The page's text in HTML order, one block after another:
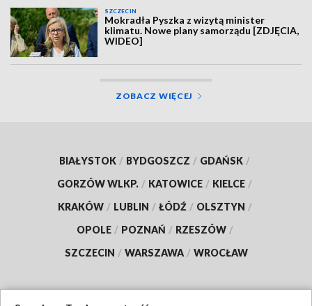
SZCZECIN
Mokradła Pyszka z wizytą minister
klimatu. Nowe plany samorządu [ZDJĘCIA,
WIDEO]
ZOBACZ WIĘCEJ
BIAŁYSTOK / BYDGOSZCZ / GDAŃSK /
GORZÓW WLKP. / KATOWICE / KIELCE /
KRAKÓW / LUBLIN / ŁÓDŹ / OLSZTYN /
OPOLE / POZNAŃ / RZESZÓW /
SZCZECIN / WARSZAWA / WROCŁAW